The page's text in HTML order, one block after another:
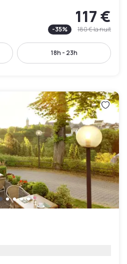
117 €
-35% 180 €la nuit
18h - 23h